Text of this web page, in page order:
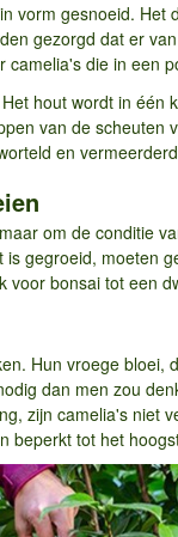
vorm gesnoeid.
gezorgd dat er
camelia's die in een
hout wordt in
van de
en
om de conditie
gegroeid, moeten
voor bonsai tot een
Hun vroege
dan men zou
zijn camelia's niet
beperkt tot het